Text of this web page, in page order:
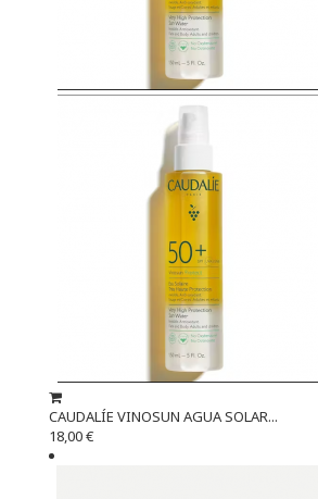
CAUDALÍE VINOSUN AGUA SOLAR...
18,00 €